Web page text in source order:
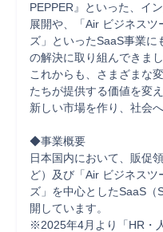
PEPPER』といった、イ
展開や、「Air ビジネスツ
ズ」といったSaaS事業に
の解決に取り組んできまし
これからも、さまざまな
たちが提供する価値を変え
新しい市場を作り、社会
◆事業概要
日本国内において、販促
ど）及び「Air ビジネスツ
ズ」を中心としたSaaS
開しています。
※2025年4月より「HR・